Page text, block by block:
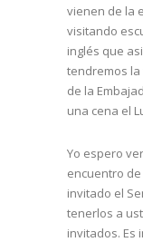
vienen de la
visitando
inglés que
tendremos la
de la
una cena el
Yo espero
encuentro
invitado el
tenerlos a
invitados. Es